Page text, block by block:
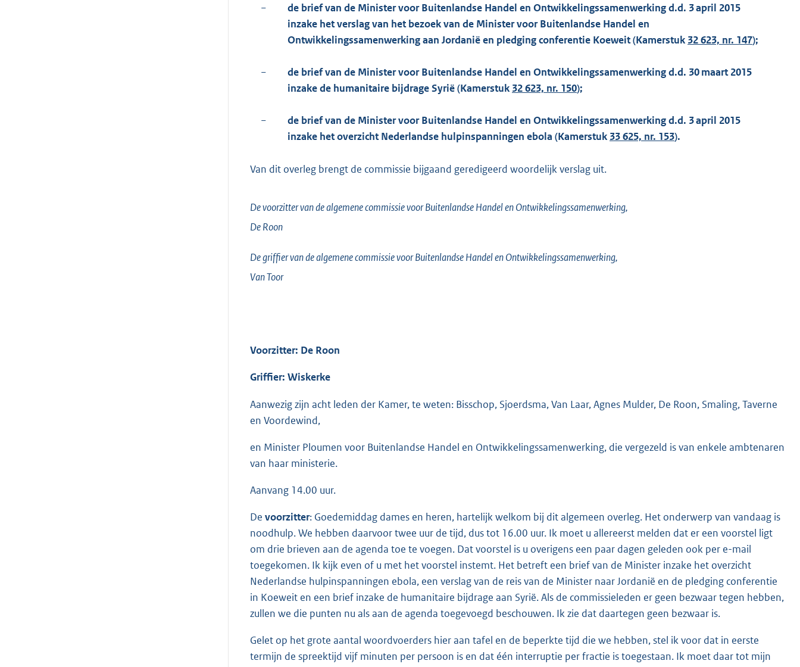
−
de brief van de Minister voor Buitenlandse Handel en Ontwikkelingssamenwerking d.d. 3 april 2015
inzake het verslag van het bezoek van de Minister voor Buitenlandse Handel en
Ontwikkelingssamenwerking aan Jordanië en pledging conferentie Koeweit (Kamerstuk 32 623, nr. 147);
−
de brief van de Minister voor Buitenlandse Handel en Ontwikkelingssamenwerking d.d. 30 maart 2015
inzake de humanitaire bijdrage Syrië (Kamerstuk 32 623, nr. 150);
−
de brief van de Minister voor Buitenlandse Handel en Ontwikkelingssamenwerking d.d. 3 april 2015
inzake het overzicht Nederlandse hulpinspanningen ebola (Kamerstuk 33 625, nr. 153).
Van dit overleg brengt de commissie bijgaand geredigeerd woordelijk verslag uit.
De voorzitter van de algemene commissie voor Buitenlandse Handel en Ontwikkelingssamenwerking,
De Roon
De griffier van de algemene commissie voor Buitenlandse Handel en Ontwikkelingssamenwerking,
Van Toor
Voorzitter: De Roon
Griffier: Wiskerke
Aanwezig zijn acht leden der Kamer, te weten: Bisschop, Sjoerdsma, Van Laar, Agnes Mulder, De Roon, Smaling, Taverne
en Voordewind,
en Minister Ploumen voor Buitenlandse Handel en Ontwikkelingssamenwerking, die vergezeld is van enkele ambtenaren
van haar ministerie.
Aanvang 14.00 uur.
De voorzitter: Goedemiddag dames en heren, hartelijk welkom bij dit algemeen overleg. Het onderwerp van vandaag is
noodhulp. We hebben daarvoor twee uur de tijd, dus tot 16.00 uur. Ik moet u allereerst melden dat er een voorstel ligt
om drie brieven aan de agenda toe te voegen. Dat voorstel is u overigens een paar dagen geleden ook per e-mail
toegekomen. Ik kijk even of u met het voorstel instemt. Het betreft een brief van de Minister inzake het overzicht
Nederlandse hulpinspanningen ebola, een verslag van de reis van de Minister naar Jordanië en de pledging conferentie
in Koeweit en een brief inzake de humanitaire bijdrage aan Syrië. Als de commissieleden er geen bezwaar tegen hebben,
zullen we die punten nu als aan de agenda toegevoegd beschouwen. Ik zie dat daartegen geen bezwaar is.
Gelet op het grote aantal woordvoerders hier aan tafel en de beperkte tijd die we hebben, stel ik voor dat in eerste
termijn de spreektijd vijf minuten per persoon is en dat één interruptie per fractie is toegestaan. Ik moet daar tot mijn